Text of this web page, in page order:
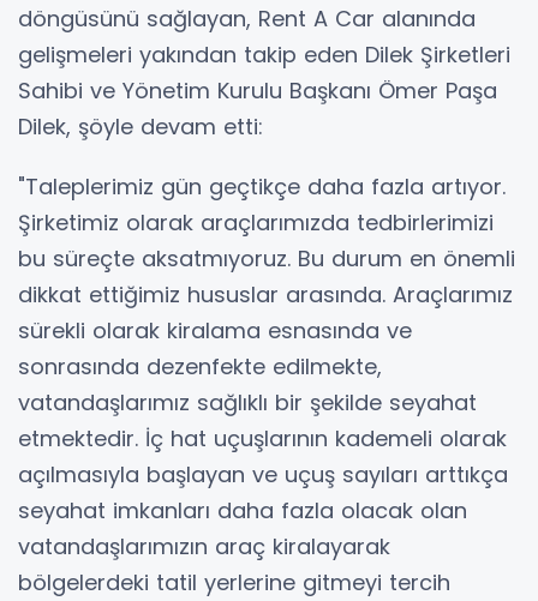
döngüsünü sağlayan, Rent A Car alanında
gelişmeleri yakından takip eden Dilek Şirketleri
Sahibi ve Yönetim Kurulu Başkanı Ömer Paşa
Dilek, şöyle devam etti:
"Taleplerimiz gün geçtikçe daha fazla artıyor.
Şirketimiz olarak araçlarımızda tedbirlerimizi
bu süreçte aksatmıyoruz. Bu durum en önemli
dikkat ettiğimiz hususlar arasında. Araçlarımız
sürekli olarak kiralama esnasında ve
sonrasında dezenfekte edilmekte,
vatandaşlarımız sağlıklı bir şekilde seyahat
etmektedir. İç hat uçuşlarının kademeli olarak
açılmasıyla başlayan ve uçuş sayıları arttıkça
seyahat imkanları daha fazla olacak olan
vatandaşlarımızın araç kiralayarak
bölgelerdeki tatil yerlerine gitmeyi tercih